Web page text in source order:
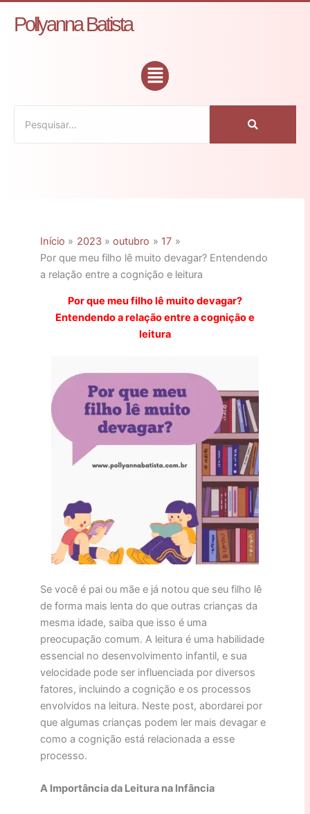
paraPollyanna Batista
Flyout
Menu
Início 2023 outubro
17
Por que meu filho lê muito devagar? Entendendo
a relação entre a cognição e leitura
Por que meu filho lê muito devagar?
Entendendo a relação entre a cognição e
leitura
Se você é pai ou mãe e já notou que seu filho lê
de forma mais lenta do que outras crianças da
mesma idade, saiba que isso é uma
preocupação comum. A leitura é uma habilidade
essencial no desenvolvimento infantil, e sua
velocidade pode ser influenciada por diversos
fatores, incluindo a cognição e os processos
envolvidos na leitura. Neste post, abordarei por
que algumas crianças podem ler mais devagar e
como a cognição está relacionada a esse
processo.
A Importância da Leitura na Infância
a